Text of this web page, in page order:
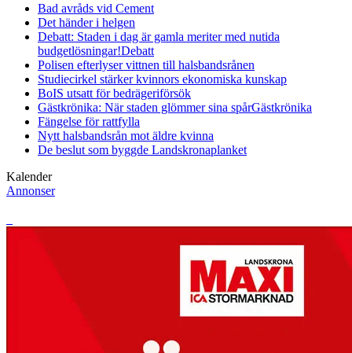
Bad avråds vid Cement
Det händer i helgen
Debatt: Staden i dag är gamla meriter med nutida
budgetlösningar!Debatt
Polisen efterlyser vittnen till halsbandsrånen
Studiecirkel stärker kvinnors ekonomiska kunskap
BoIS utsatt för bedrägeriförsök
Gästkrönika: När staden glömmer sina spårGästkrönika
Fängelse för rattfylla
Nytt halsbandsrån mot äldre kvinna
De beslut som byggde Landskronaplanket
Kalender
Annonser